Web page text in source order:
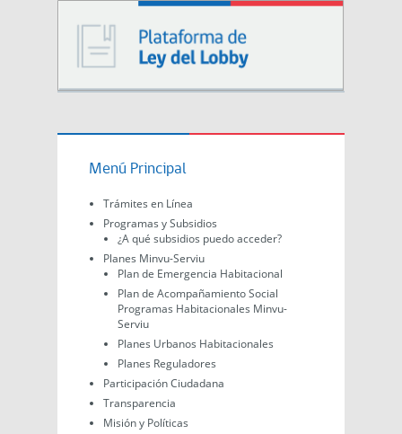
Menú Principal
Trámites en Línea
Programas y Subsidios
¿A qué subsidios puedo acceder?
Planes Minvu-Serviu
Plan de Emergencia Habitacional
Plan de Acompañamiento Social
Programas Habitacionales Minvu-
Serviu
Planes Urbanos Habitacionales
Planes Reguladores
Participación Ciudadana
Transparencia
Misión y Políticas